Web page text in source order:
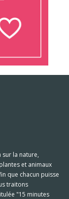
la nature,
et animaux
que chacun puisse
traitons
"15 minutes